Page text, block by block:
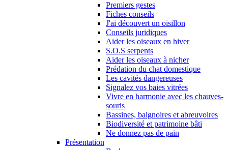
Premiers gestes
Fiches conseils
J'ai découvert un oisillon
Conseils juridiques
Aider les oiseaux en hiver
S.O.S serpents
Aider les oiseaux à nicher
Prédation du chat domestique
Les cavités dangereuses
Signalez vos baies vitrées
Vivre en harmonie avec les chauves-
souris
Bassines, baignoires et abreuvoires
Biodiversité et patrimoine bâti
Ne donnez pas de pain
Présentation